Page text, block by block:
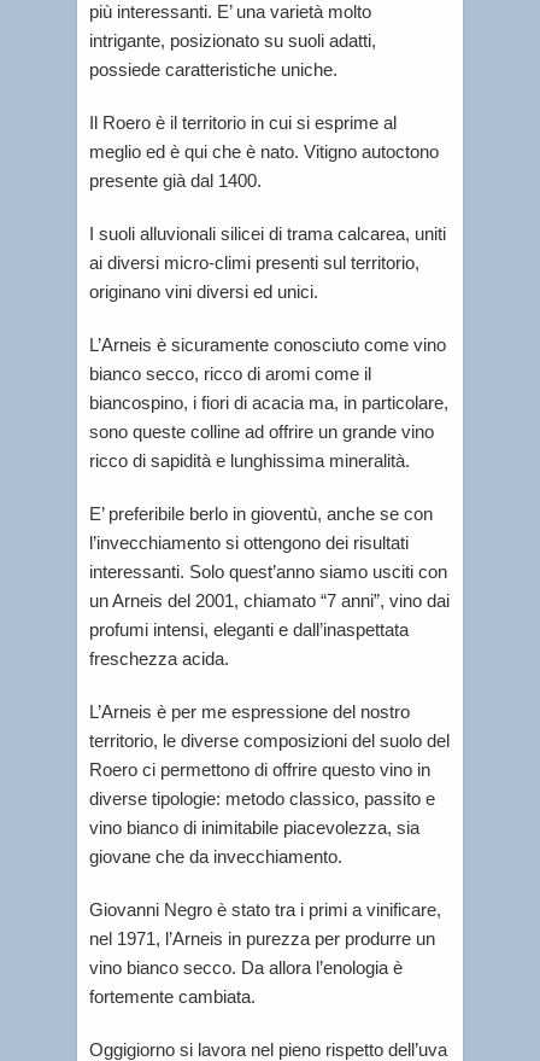
più interessanti. E’ una varietà molto
intrigante, posizionato su suoli adatti,
possiede caratteristiche uniche.
Il Roero è il territorio in cui si esprime al
meglio ed è qui che è nato. Vitigno autoctono
presente già dal 1400.
I suoli alluvionali silicei di trama calcarea, uniti
ai diversi micro-climi presenti sul territorio,
originano vini diversi ed unici.
L’Arneis è sicuramente conosciuto come vino
bianco secco, ricco di aromi come il
biancospino, i fiori di acacia ma, in particolare,
sono queste colline ad offrire un grande vino
ricco di sapidità e lunghissima mineralità.
E’ preferibile berlo in gioventù, anche se con
l’invecchiamento si ottengono dei risultati
interessanti. Solo quest’anno siamo usciti con
un Arneis del 2001, chiamato “7 anni”, vino dai
profumi intensi, eleganti e dall’inaspettata
freschezza acida.
L’Arneis è per me espressione del nostro
territorio, le diverse composizioni del suolo del
Roero ci permettono di offrire questo vino in
diverse tipologie: metodo classico, passito e
vino bianco di inimitabile piacevolezza, sia
giovane che da invecchiamento.
Giovanni Negro è stato tra i primi a vinificare,
nel 1971, l’Arneis in purezza per produrre un
vino bianco secco. Da allora l’enologia è
fortemente cambiata.
Oggigiorno si lavora nel pieno rispetto dell’uva